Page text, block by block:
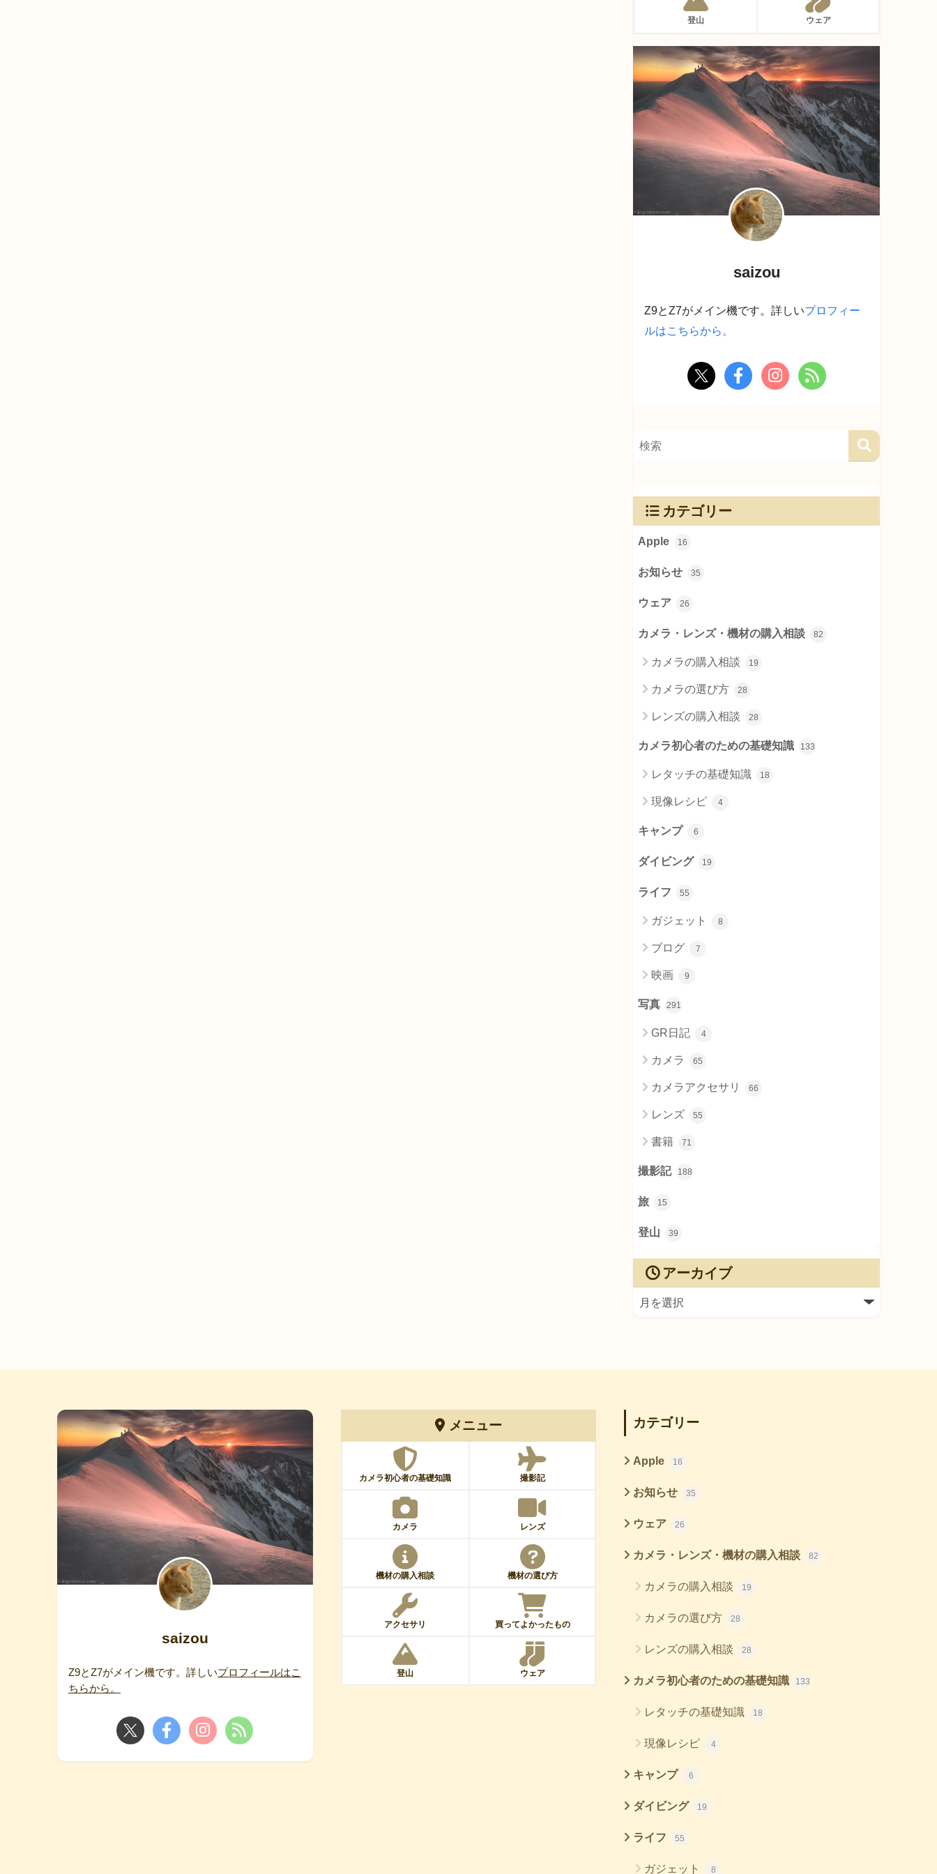
登山 ウェア
saizou
Z9とZ7がメイン機です。詳しいプロフィー
ルはこちらから。
カテゴリー
Apple 16
お知らせ 35
ウェア 26
カメラ・レンズ・機材の購入相談 82
カメラの購入相談 19
カメラの選び方 28
レンズの購入相談 28
カメラ初心者のための基礎知識 133
レタッチの基礎知識 18
現像レシピ 4
キャンプ 6
ダイビング 19
ライフ 55
ガジェット 8
ブログ 7
映画 9
写真 291
GR日記 4
カメラ 65
カメラアクセサリ 66
レンズ 55
書籍 71
撮影記 188
旅 15
登山 39
アーカイブ
saizou
Z9とZ7がメイン機です。詳しいプロフィールはこ
ちらから。
メニュー
カメラ初心者の基礎知識 撮影記
カメラ レンズ
機材の購入相談 機材の選び方
アクセサリ 買ってよかったもの
登山 ウェア
カテゴリー
Apple 16
お知らせ 35
ウェア 26
カメラ・レンズ・機材の購入相談 82
カメラの購入相談 19
カメラの選び方 28
レンズの購入相談 28
カメラ初心者のための基礎知識 133
レタッチの基礎知識 18
現像レシピ 4
キャンプ 6
ダイビング 19
ライフ 55
ガジェット 8